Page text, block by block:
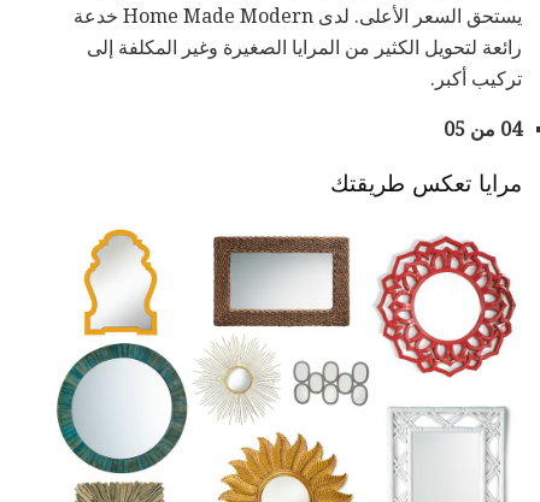
يستحق السعر الأعلى. لدى Home Made Modern خدعة
رائعة لتحويل الكثير من المرايا الصغيرة وغير المكلفة إلى
تركيب أكبر.
04 من 05
مرايا تعكس طريقتك